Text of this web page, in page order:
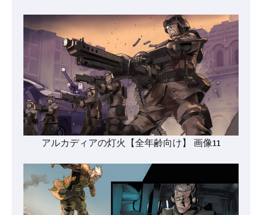
アルカディアの灯火【全年齢向け】 画像11